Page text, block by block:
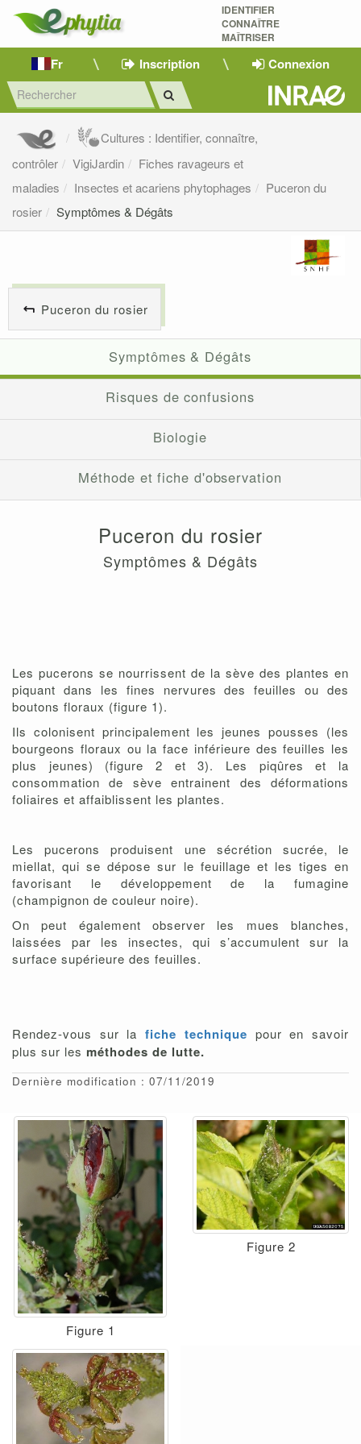
IDENTIFIER
CONNAÎTRE
MAÎTRISER
Fr Inscription Connexion
Cultures : Identifier, connaître,
contrôler
VigiJardin
Fiches ravageurs et
maladies
Insectes et acariens phytophages
Puceron du
rosier
Symptômes & Dégâts
Puceron du rosier
Symptômes & Dégâts
Risques de confusions
Biologie
Méthode et fiche d'observation
Puceron du rosier
Symptômes & Dégâts
Les pucerons se nourrissent de la sève des plantes en
piquant dans les fines nervures des feuilles ou des
boutons floraux (figure 1).
Ils colonisent principalement les jeunes pousses (les
bourgeons floraux ou la face inférieure des feuilles les
plus jeunes) (figure 2 et 3). Les piqûres et la
consommation de sève entrainent des déformations
foliaires et affaiblissent les plantes.
Les pucerons produisent une sécrétion sucrée, le
miellat, qui se dépose sur le feuillage et les tiges en
favorisant le développement de la fumagine
(champignon de couleur noire).
On peut également observer les mues blanches,
laissées par les insectes, qui s’accumulent sur la
surface supérieure des feuilles.
Rendez-vous sur lafiche technique pour en savoir
plus sur les méthodes de lutte.
Dernière modification : 07/11/2019
Figure 1
Figure 2